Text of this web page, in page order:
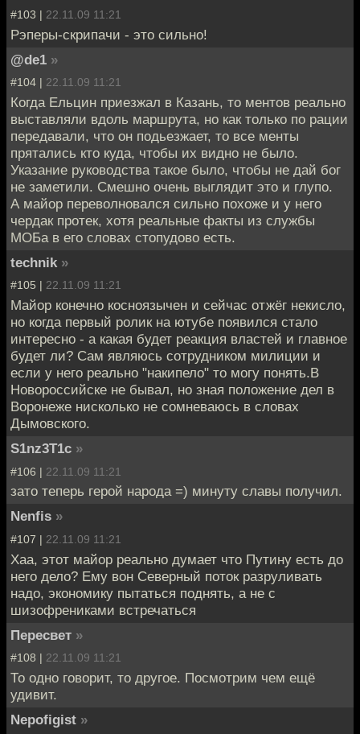
#103 | 22.11.09 11:21
Рэперы-скрипачи - это сильно!
@de1 »
#104 | 22.11.09 11:21
Когда Ельцин приезжал в Казань, то ментов реально
выставляли вдоль маршрута, но как только по рации
передавали, что он подьезжает, то все менты
прятались кто куда, чтобы их видно не было.
Указание руководства такое было, чтобы не дай бог
не заметили. Смешно очень выглядит это и глупо.
А майор переволновался сильно похоже и у него
чердак протек, хотя реальные факты из службы
МОБа в его словах стопудово есть.
technik »
#105 | 22.11.09 11:21
Майор конечно косноязычен и сейчас отжёг некисло,
но когда первый ролик на ютубе появился стало
интересно - а какая будет реакция властей и главное
будет ли? Сам являюсь сотрудником милиции и
если у него реально "накипело" то могу понять.В
Новороссийске не бывал, но зная положение дел в
Воронеже нисколько не сомневаюсь в словах
Дымовского.
S1nz3T1c »
#106 | 22.11.09 11:21
зато теперь герой народа =) минуту славы получил.
Nenfis »
#107 | 22.11.09 11:21
Хаа, этот майор реально думает что Путину есть до
него дело? Ему вон Северный поток разруливать
надо, экономику пытаться поднять, а не с
шизофрениками встречаться
Пересвет »
#108 | 22.11.09 11:21
То одно говорит, то другое. Посмотрим чем ещё
удивит.
Nepofigist »